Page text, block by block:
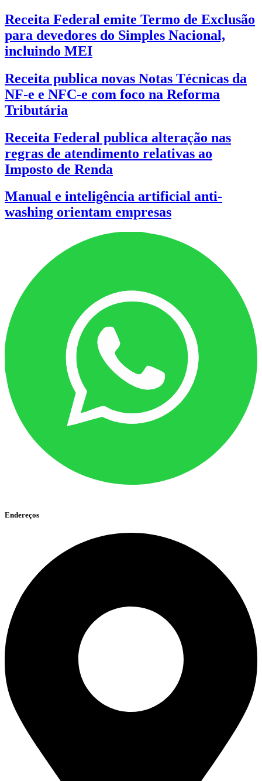
Receita Federal emite Termo de Exclusão
para devedores do Simples Nacional,
incluindo MEI
Receita publica novas Notas Técnicas da
NF-e e NFC-e com foco na Reforma
Tributária
Receita Federal publica alteração nas
regras de atendimento relativas ao
Imposto de Renda
Manual e inteligência artificial anti-
washing orientam empresas
Endereços